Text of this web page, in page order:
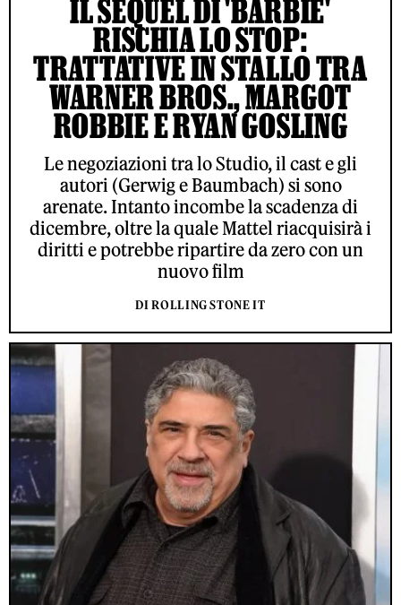
IL SEQUEL DI 'BARBIE'
RISCHIA LO STOP:
TRATTATIVE IN STALLO TRA
WARNER BROS., MARGOT
ROBBIE E RYAN GOSLING
Le negoziazioni tra lo Studio, il cast e gli
autori (Gerwig e Baumbach) si sono
arenate. Intanto incombe la scadenza di
dicembre, oltre la quale Mattel riacquisirà i
diritti e potrebbe ripartire da zero con un
nuovo film
DI ROLLING STONE IT